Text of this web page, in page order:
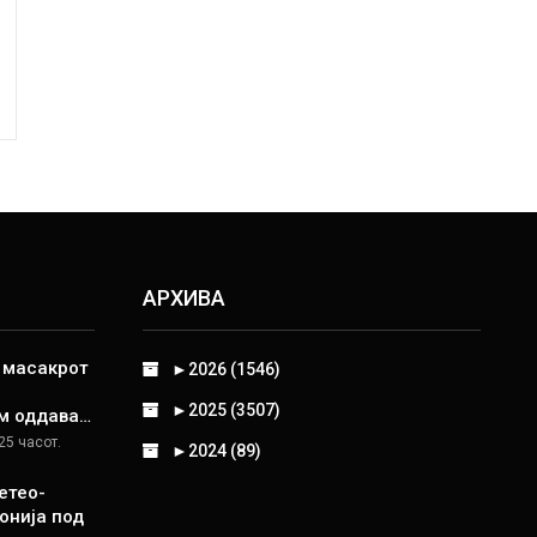
масакрот
оддава…
часот.
под
АРХИВА
► 2026 (1546)
► 2025 (3507)
► 2024 (89)